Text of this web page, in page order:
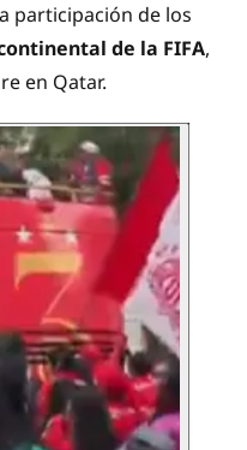
participación de los
de la FIFA,
en Qatar.